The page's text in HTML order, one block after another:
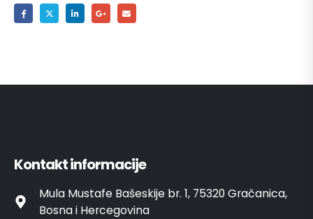
Kontakt informacije
Mula Mustafe Bašeskije br. 1, 75320 Gračanica,
Bosna i Hercegovina